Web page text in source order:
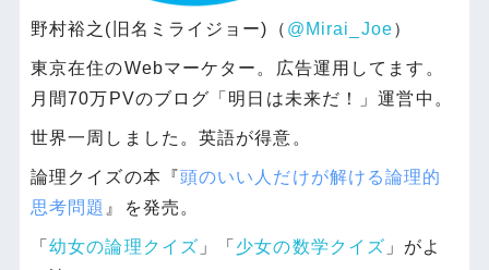
野村裕之(旧名ミライジョー)（ @Mirai_Joe）
東京在住のWebマーケター。広告運用してます。
月間70万PVのブログ「明日は未来だ！」運営中。
世界一周しました。英語が得意。
論理クイズの本『頭のいい人だけが解ける論理的
思考問題 』を発売。
「幼女の論理クイズ 」「 少女の数学クイズ 」がよ